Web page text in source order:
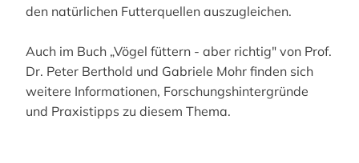
den natürlichen Futterquellen auszugleichen.
Auch im Buch „Vögel füttern - aber richtig" von Prof.
Dr. Peter Berthold und Gabriele Mohr finden sich
weitere Informationen, Forschungshintergründe
und Praxistipps zu diesem Thema.